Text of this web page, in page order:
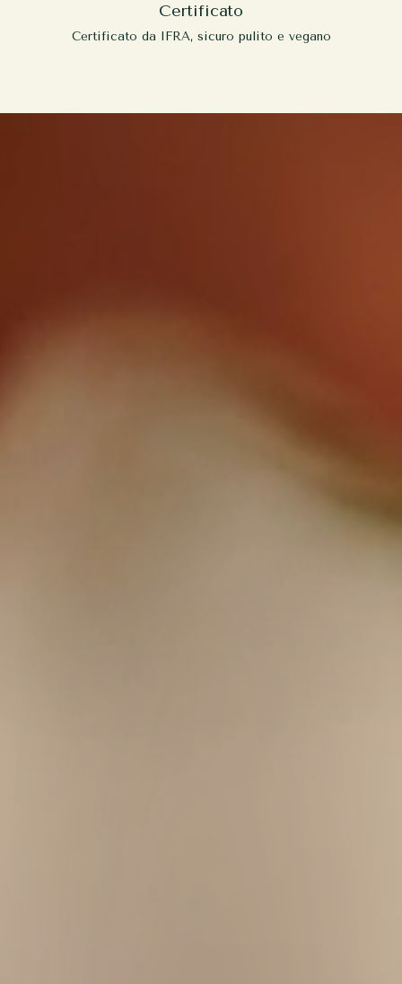
Certificato
Certificato da IFRA, sicuro pulito e vegano